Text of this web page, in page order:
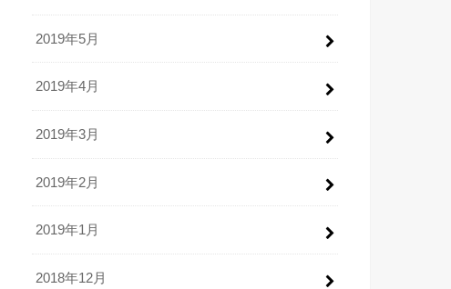
2019年5月
2019年4月
2019年3月
2019年2月
2019年1月
2018年12月